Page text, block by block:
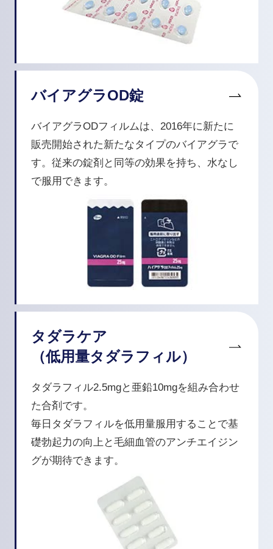
バイアグラOD錠
バイアグラODフィルムは、2016年に新たに
販売開始された新たなタイプのバイアグラで
す。従来の錠剤と同等の効果を持ち、水なし
で服用できます。
タダラケア
（低用量タダラフィル）
タダラフィル2.5mgと亜鉛10mgを組み合わせ
た合剤です。
毎日タダラフィルを低用量服用することで基
礎勃起力の向上と毛細血管のアンチエイジン
グが期待できます。